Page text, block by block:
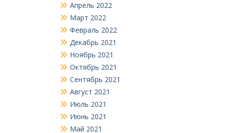
Апрель 2022
Март 2022
Февраль 2022
Декабрь 2021
Ноябрь 2021
Октябрь 2021
Сентябрь 2021
Август 2021
Июль 2021
Июнь 2021
Май 2021